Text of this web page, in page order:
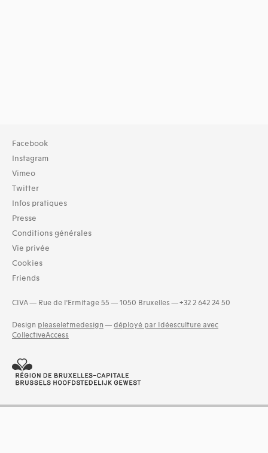
Facebook
Instagram
Vimeo
Twitter
Infos pratiques
Presse
Conditions générales
Vie privée
Cookies
Friends
CIVA — Rue de l’Ermitage 55 — 1050 Bruxelles — +32 2 642 24 50
Design pleaseletmedesign — déployé par Idéesculture avec
CollectiveAccess